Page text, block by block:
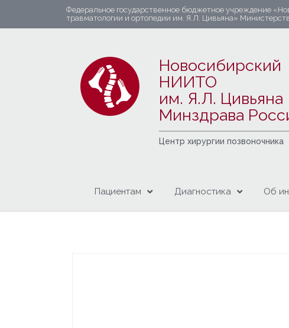
Федеральное государственное бюджетное учреждение
травматологии и ортопедии им. Я.Л. Цивьяна»
Новосибирский
НИИТО
им. Я.Л. Цивьяна
Минздрава
Центр хирургии позвоночника
Пациентам Диагностика Об